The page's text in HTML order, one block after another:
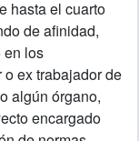
hasta el cuarto
de afinidad,
en los
ex trabajador de
algún órgano,
encargado